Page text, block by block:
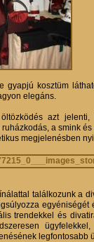
gyapjú kosztüm
elegáns.
azt
a smink
megjelenésben
találkozunk a
trendekkel és
legfontosabb